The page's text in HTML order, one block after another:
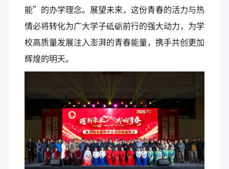
能”的办学理念。展望未来，这份青春的活力与热
情必将转化为广大学子砥砺前行的强大动力，为学
校高质量发展注入澎湃的青春能量，携手共创更加
辉煌的明天。